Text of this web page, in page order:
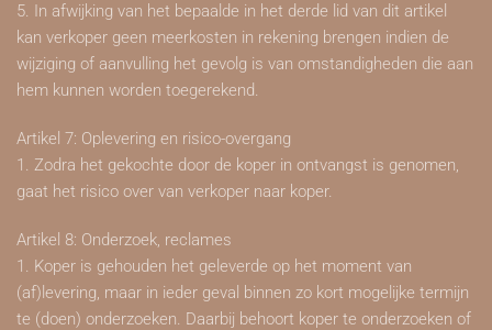
5. In afwijking van het bepaalde in het derde lid van dit artikel
kan verkoper geen meerkosten in rekening brengen indien de
wijziging of aanvulling het gevolg is van omstandigheden die aan
hem kunnen worden toegerekend.
Artikel 7: Oplevering en risico-overgang
1. Zodra het gekochte door de koper in ontvangst is genomen,
gaat het risico over van verkoper naar koper.
Artikel 8: Onderzoek, reclames
1. Koper is gehouden het geleverde op het moment van
(af)levering, maar in ieder geval binnen zo kort mogelijke termijn
te (doen) onderzoeken. Daarbij behoort koper te onderzoeken of